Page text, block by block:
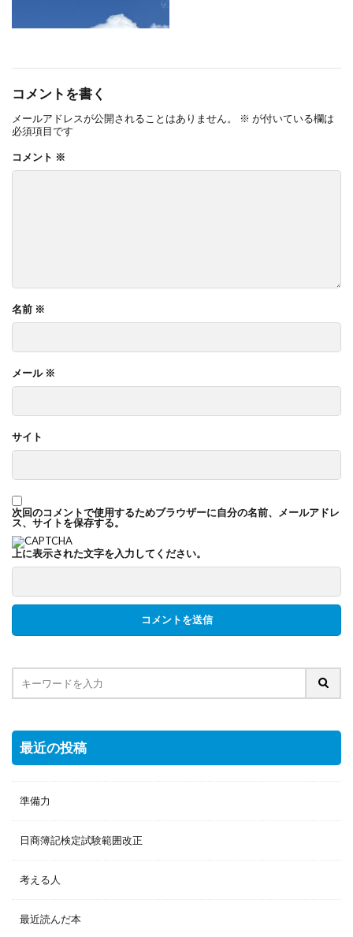
コメントを書く
メールアドレスが公開されることはありません。 ※ が付いている欄は
必須項目です
コメント ※
名前 ※
メール ※
サイト
次回のコメントで使用するためブラウザーに自分の名前、メールアドレ
ス、サイトを保存する。
上に表示された文字を入力してください。
最近の投稿
準備力
日商簿記検定試験範囲改正
考える人
最近読んだ本